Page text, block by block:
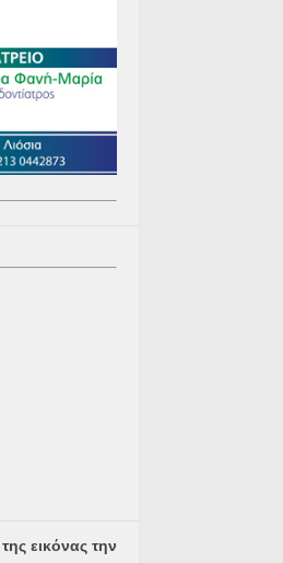
εικόνας την